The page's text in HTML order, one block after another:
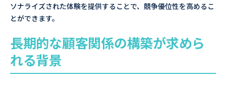
ソナライズされた体験を提供することで、競争優位性を高めるこ
とができます。
長期的な顧客関係の構築が求めら
れる背景